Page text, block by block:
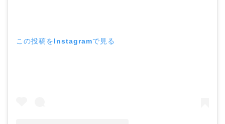
この投稿をInstagramで見る